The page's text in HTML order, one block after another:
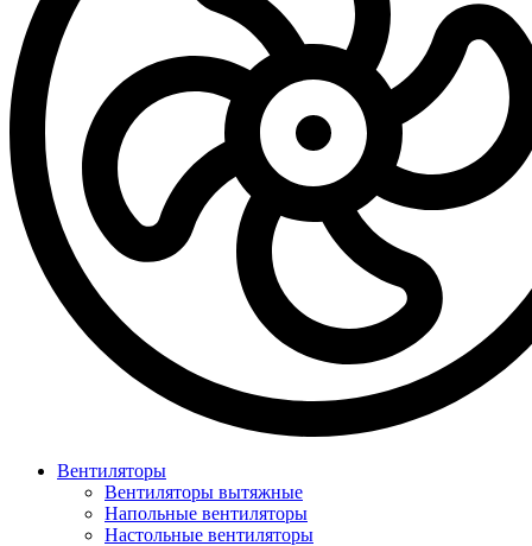
Вентиляторы
Вентиляторы вытяжные
Напольные вентиляторы
Настольные вентиляторы